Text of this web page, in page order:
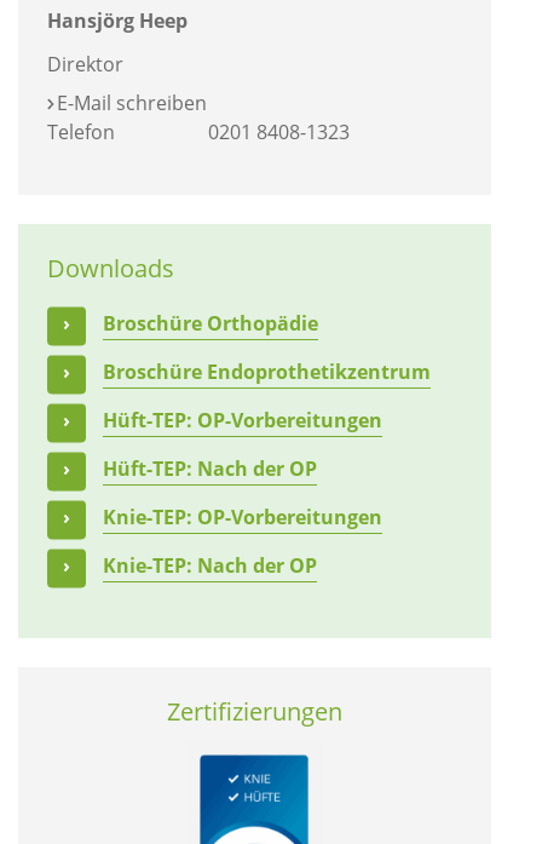
Hansjörg Heep
Direktor
E-Mail schreiben
Telefon
0201 8408-1323
Downloads
Broschüre Orthopädie
Broschüre Endoprothetikzentrum
Hüft-TEP: OP-Vorbereitungen
Hüft-TEP: Nach der OP
Knie-TEP: OP-Vorbereitungen
Knie-TEP: Nach der OP
Zertifizierungen